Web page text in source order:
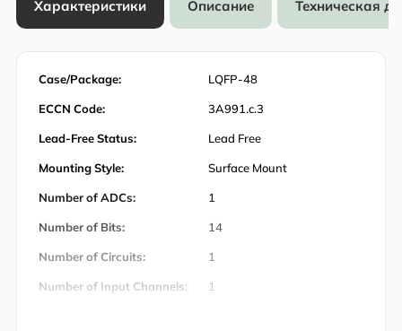
Характеристики Описание Техническая
Case/Package: LQFP-48
ECCN Code: 3A991.c.3
Lead-Free Status: Lead Free
Mounting Style: Surface Mount
Number of ADCs: 1
Number of Bits: 14
Number of Circuits: 1
Number of Input Channels: 1